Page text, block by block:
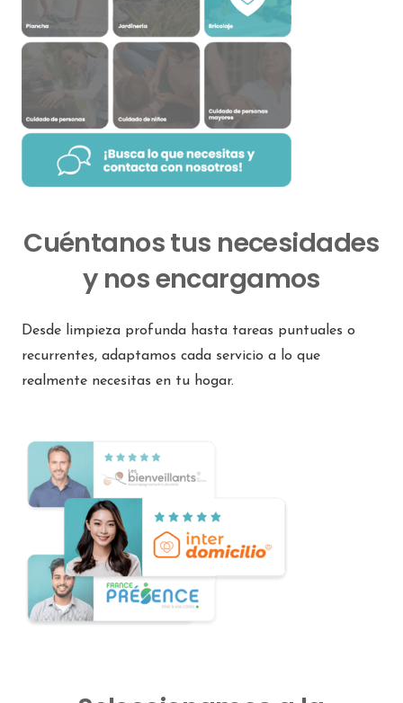
Cuéntanos tus necesidades
y nos encargamos
Desde limpieza profunda hasta tareas puntuales o
recurrentes, adaptamos cada servicio a lo que
realmente necesitas en tu hogar.